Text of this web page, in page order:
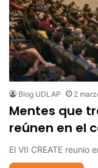
Blog UDLAP 2
Mentes que
reúnen en el
El VII CREATE reunio